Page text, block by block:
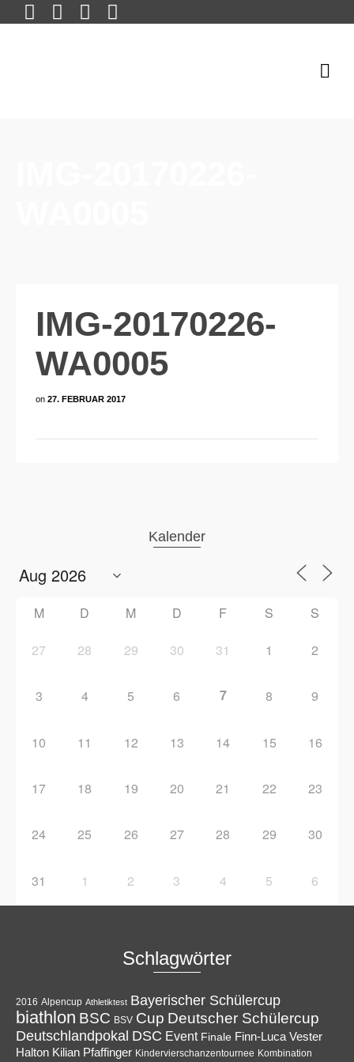
IMG-20170226-
WA0005
on 27. FEBRUAR 2017
Kalender
M D M D F S S
27 28 29 30 31 1 2
3 4 5 6 7 8 9
10 11 12 13 14 15 16
17 18 19 20 21 22 23
24 25 26 27 28 29 30
31 1 2 3 4 5 6
Schlagwörter
2016 Alpencup Athletiktest Bayerischer Schülercup
biathlon BSC BSV Cup Deutscher Schülercup
Deutschlandpokal DSC Event Finale Finn-Luca Vester
Halton Kilian Pfaffinger Kindervierschanzentournee Kombination